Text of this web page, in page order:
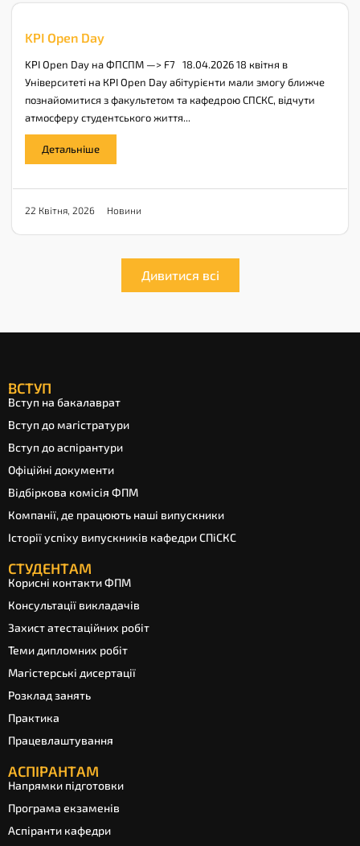
KPI Open Day
22 Квітня, 2026 Новини
KPI Open Day на ФПСПМ —> F7 18.04.2026 18 квітня в
Університеті на КPI Open Day абітурієнти мали змогу ближче
познайомитися з факультетом та кафедрою СПСКС, відчути
атмосферу студентського життя...
Детальніше
Дивитися всі
ВСТУП
Вступ на бакалаврат
Вступ до магістратури
Вступ до аспірантури
Офіційні документи
Відбіркова комісія ФПМ
Компанії, де працюють наші випускники
Історії успіху випускників кафедри СПіСКС
СТУДЕНТАМ
Корисні контакти ФПМ
Консультації викладачів
Захист атестаційних робіт
Теми дипломних робіт
Магістерські дисертації
Розклад занять
Практика
Працевлаштування
АСПІРАНТАМ
Напрямки підготовки
Програма екзаменів
Аспіранти кафедри